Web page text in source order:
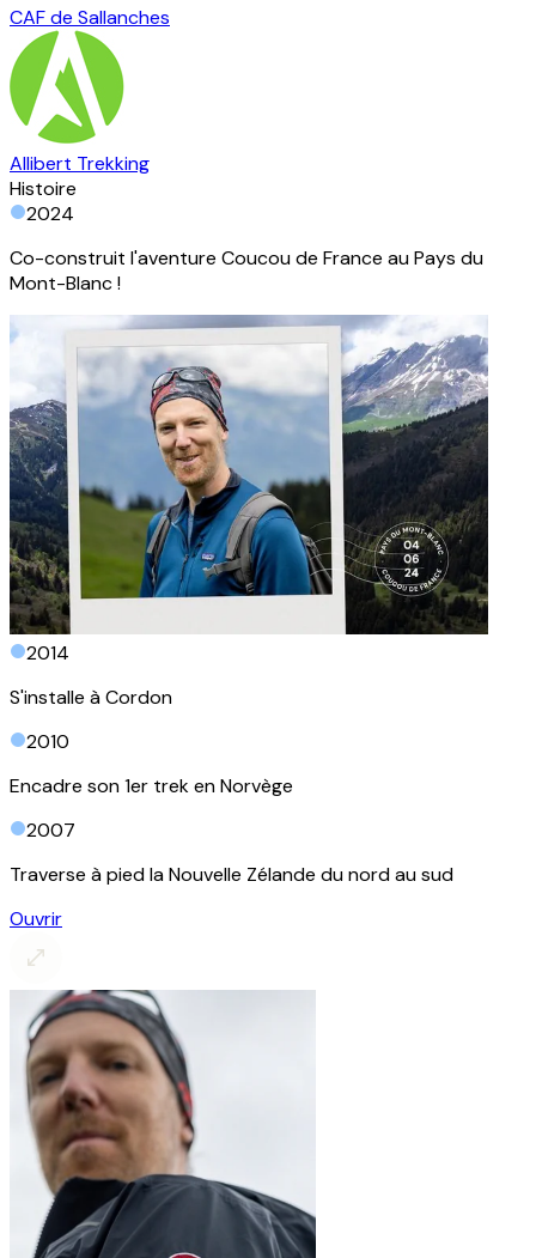
CAF de Sallanches
Allibert Trekking
Histoire
2024
Co-construit l'aventure Coucou de France au Pays du
Mont-Blanc !
2014
S'installe à Cordon
2010
Encadre son 1er trek en Norvège
2007
Traverse à pied la Nouvelle Zélande du nord au sud
Ouvrir